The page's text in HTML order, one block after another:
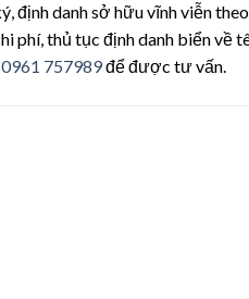
định danh sở hữu vĩnh viễn
phí, thủ tục định danh biển về
0961 757989để được tư vấn.